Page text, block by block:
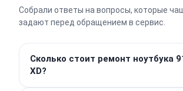
Собрали ответы на вопросы, которые
задают перед обращением в сервис.
Сколько стоит ремонт ноутбука
XD?